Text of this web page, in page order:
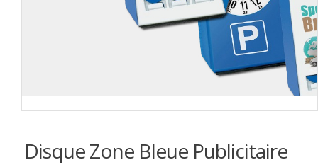
Disque Zone Bleue Publicitaire